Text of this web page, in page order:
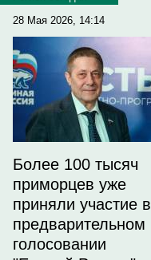
28 Мая 2026, 14:14
Более 100 тысяч
приморцев уже
приняли участие в
предварительном
голосовании